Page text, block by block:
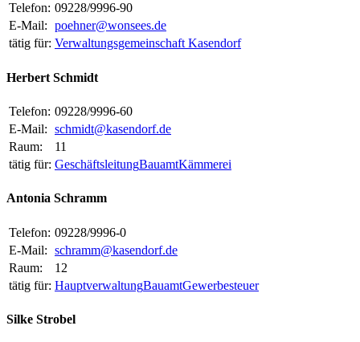
Telefon: 09228/9996-90
E-Mail: poehner@wonsees.de
tätig für: Verwaltungsgemeinschaft Kasendorf
Herbert Schmidt
Telefon: 09228/9996-60
E-Mail: schmidt@kasendorf.de
Raum:
11
tätig für: GeschäftsleitungBauamtKämmerei
Antonia Schramm
Telefon: 09228/9996-0
E-Mail: schramm@kasendorf.de
Raum:
12
tätig für: HauptverwaltungBauamtGewerbesteuer
Silke Strobel